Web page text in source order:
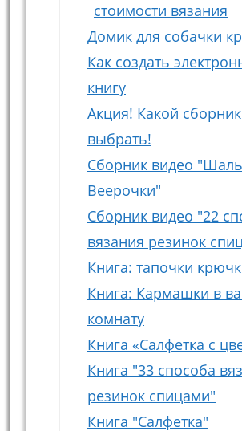
стоимости вязания
Домик для собачки
Как создать
книгу
Акция! Какой сборник
выбрать!
Сборник видео "Шаль
Веерочки"
Сборник видео "22
вязания резинок
Книга: тапочки
Книга: Кармашки в
комнату
Книга «Салфетка с
Книга "33 способа
резинок спицами"
Книга "Салфетка"